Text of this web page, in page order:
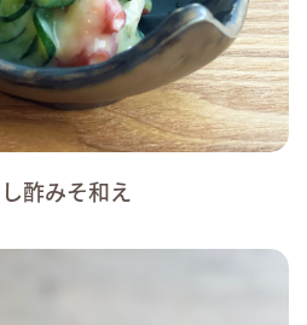
酢みそ和え